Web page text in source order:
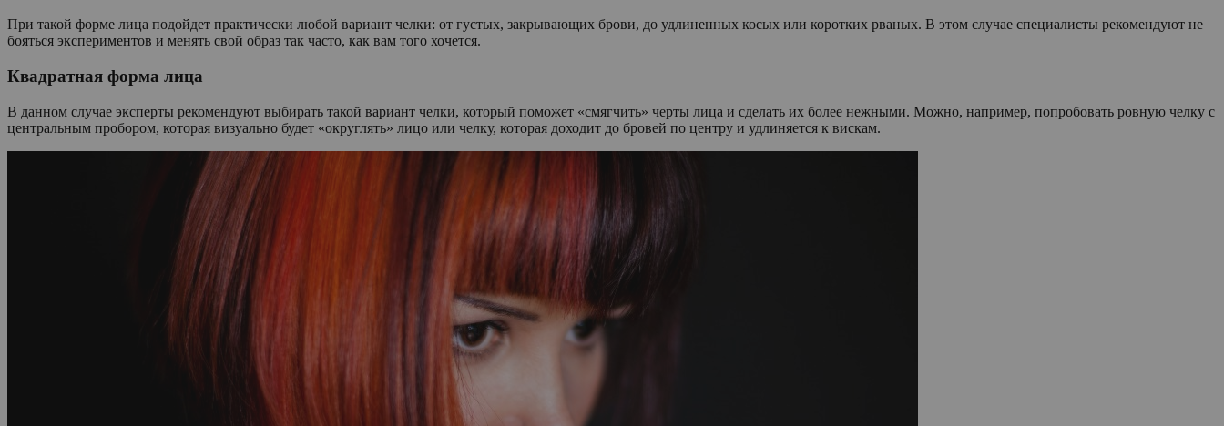
При такой форме лица подойдет практически любой вариант челки: от густых, закрывающих брови, до удлиненных косых или коротких рваных. В этом случае специалисты рекомендуют не
бояться экспериментов и менять свой образ так часто, как вам того хочется.
Квадратная форма лица
В данном случае эксперты рекомендуют выбирать такой вариант челки, который поможет «смягчить» черты лица и сделать их более нежными. Можно, например, попробовать ровную челку с
центральным пробором, которая визуально будет «округлять» лицо или челку, которая доходит до бровей по центру и удлиняется к вискам.